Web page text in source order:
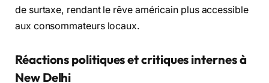
de surtaxe, rendant le rêve américain plus accessible
aux consommateurs locaux.
Réactions politiques et critiques internes à
New Delhi